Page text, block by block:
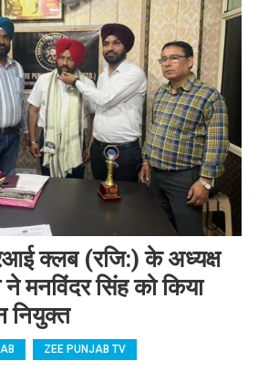
क्लब (रजि:) के अध्यक्ष
मनविंदर सिंह को किया
नियुक्त
ZEE PUNJAB TV